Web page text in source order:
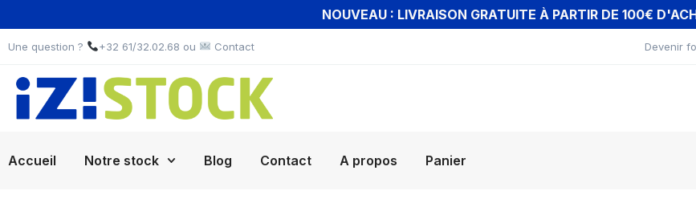
NOUVEAU : LIVRAISON GRATUITE À PARTIR DE 100€
Une question ? +32 61/32.02.68 ou Contact Devenir
Accueil Notre stock Blog Contact A propos Panier